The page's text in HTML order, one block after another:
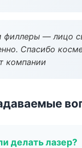
филлеры — лицо
Спасибо
компании
делать лазер?